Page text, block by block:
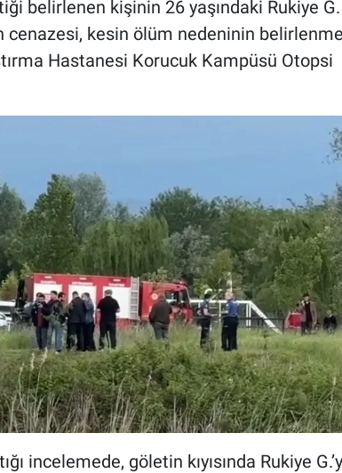
belirlenen kişinin 26 yaşındaki Rukiye G.
cenazesi, kesin ölüm nedeninin
Hastanesi Korucuk Kampüsü Otopsi
incelemede, göletin kıyısında Rukiye